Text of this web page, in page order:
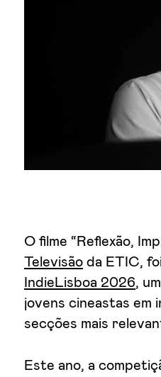
da ETIC
O filme “Reflexão,
Televisão da ETIC,
IndieLisboa 2026,
jovens cineastas em
secções mais
Este ano, a